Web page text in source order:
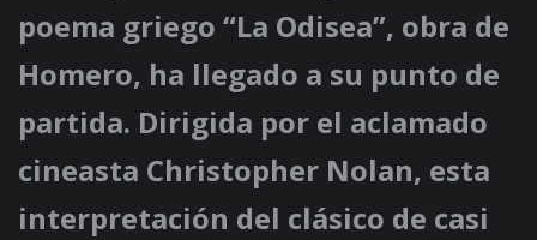
poema griego “La Odisea”, obra de
Homero, ha llegado a su punto de
partida. Dirigida por el aclamado
cineasta Christopher Nolan, esta
interpretación del clásico de casi